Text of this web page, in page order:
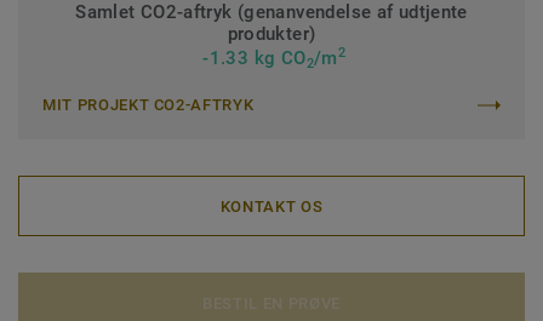
Samlet CO2-aftryk (genanvendelse af udtjente
produkter)
-1.33 kg CO2/m2
MIT PROJEKT CO2-AFTRYK
KONTAKT OS